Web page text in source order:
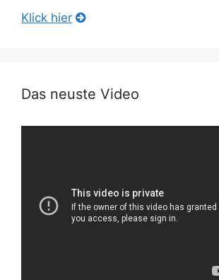
Klick hier
Das neuste Video